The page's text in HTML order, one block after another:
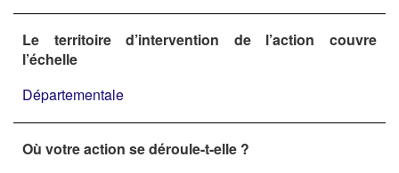
Le territoire d’intervention de l’action couvre
l’échelle
Départementale
Où votre action se déroule-t-elle ?